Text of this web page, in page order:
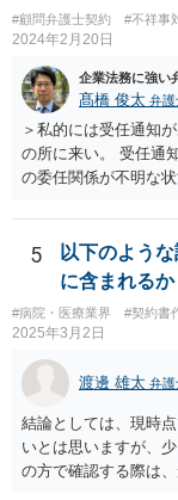
#顧問弁護士契約 #不祥事
2024年2月20日
企業法務に強い
髙橋 俊太 弁護
＞私的には受任通知
の所に来い。 受任通
の委任関係が不明な
絡がきますよね？ 通
5
以下のよう
に含まれるか
#病院・医療業界 #契約書
2025年3月2日
渡邊 雄太 弁護
結論としては、現時
いとは思いますが、
の方で確認する際は